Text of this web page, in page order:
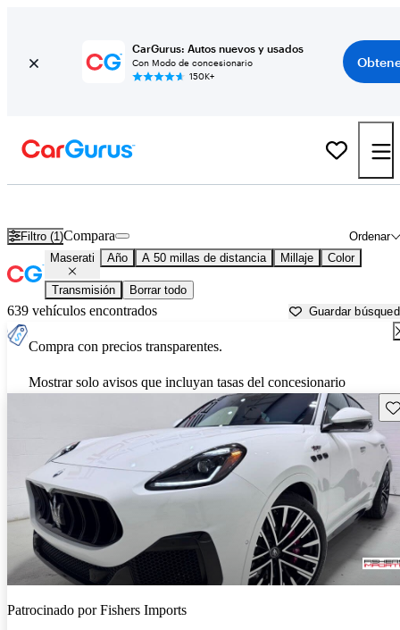
CarGurus: Autos nuevos y usados
Con Modo de concesionario
150K+
Filtro (1) Ordenar
Compara
Maserati Año A 50 millas de distancia Millaje Color
Transmisión Borrar todo
639 vehículos encontrados Guardar
Compra con precios transparentes.
Mostrar solo avisos que incluyan tasas del concesionario
Patrocinado porFishers Imports